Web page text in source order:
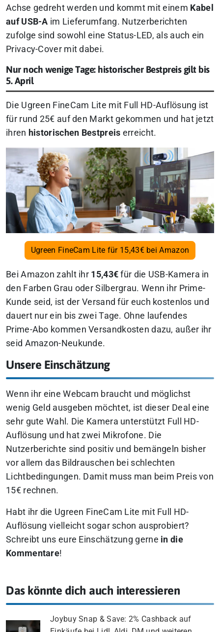
Achse gedreht werden und kommt mit einem Kabel
auf USB-A im Lieferumfang. Nutzerberichten
zufolge sind sowohl eine Status-LED, als auch ein
Privacy-Cover mit dabei.
Nur noch wenige Tage: historischer Bestpreis gilt bis
5. April
Die Ugreen FineCam Lite mit Full HD-Auflösung ist
für rund 25€ auf den Markt gekommen und hat jetzt
ihren historischen Bestpreis erreicht.
Ugreen FineCam Lite für 15,43€ bei Amazon
Bei Amazon zahlt ihr 15,43€ für die USB-Kamera in
den Farben Grau oder Silbergrau. Wenn ihr Prime-
Kunde seid, ist der Versand für euch kostenlos und
dauert nur ein bis zwei Tage. Ohne laufendes
Prime-Abo kommen Versandkosten dazu, außer ihr
seid Amazon-Neukunde.
Unsere Einschätzung
Wenn ihr eine Webcam braucht und möglichst
wenig Geld ausgeben möchtet, ist dieser Deal eine
sehr gute Wahl. Die Kamera unterstützt Full HD-
Auflösung und hat zwei Mikrofone. Die
Nutzerberichte sind positiv und bemängeln bisher
vor allem das Bildrauschen bei schlechten
Lichtbedingungen. Damit muss man beim Preis von
15€ rechnen.
Habt ihr die Ugreen FineCam Lite mit Full HD-
Auflösung vielleicht sogar schon ausprobiert?
Schreibt uns eure Einschätzung gerne in die
Kommentare!
Das könnte dich auch interessieren
Joybuy Snap & Save: 2% Cashback auf